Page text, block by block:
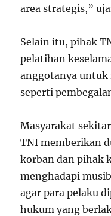
area strategis,”
Selain itu, pihak
pelatihan
anggotanya untuk
seperti
Masyarakat
TNI memberikan
korban dan pihak
menghadapi
agar para pelaku
hukum yang